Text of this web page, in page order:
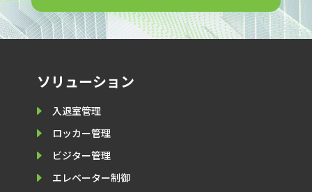
ソリューション
E 入退室管理
E ロッカー管理
E ビジター管理
E エレベーター制御